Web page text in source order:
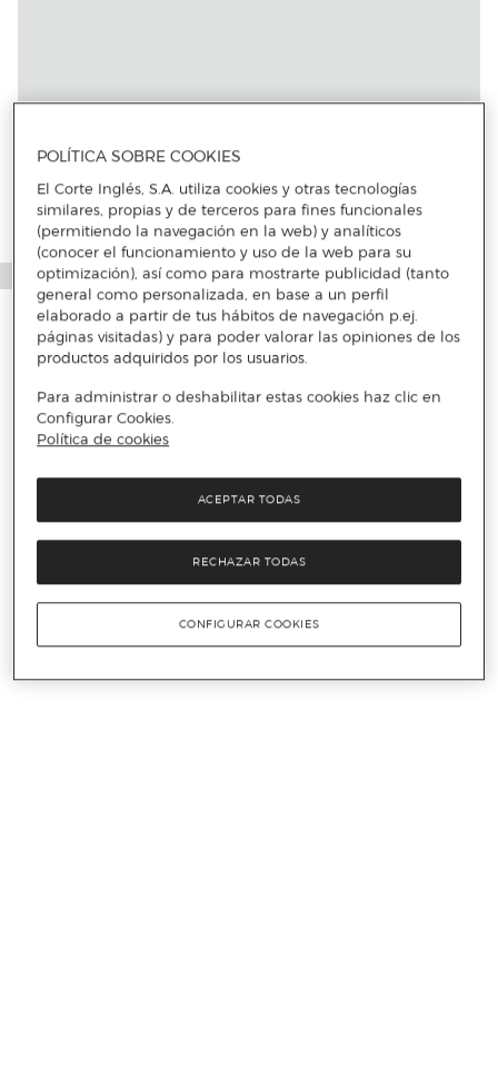
POLÍTICA SOBRE COOKIES
El Corte Inglés, S.A. utiliza cookies y otras tecnologías
similares, propias y de terceros para fines funcionales
(permitiendo la navegación en la web) y analíticos
(conocer el funcionamiento y uso de la web para su
optimización), así como para mostrarte publicidad (tanto
general como personalizada, en base a un perfil
elaborado a partir de tus hábitos de navegación p.ej.
páginas visitadas) y para poder valorar las opiniones de los
productos adquiridos por los usuarios.
Para administrar o deshabilitar estas cookies haz clic en
Configurar Cookies.
Política de cookies
RECHAZAR TODAS
ACEPTAR TODAS
CONFIGURAR COOKIES